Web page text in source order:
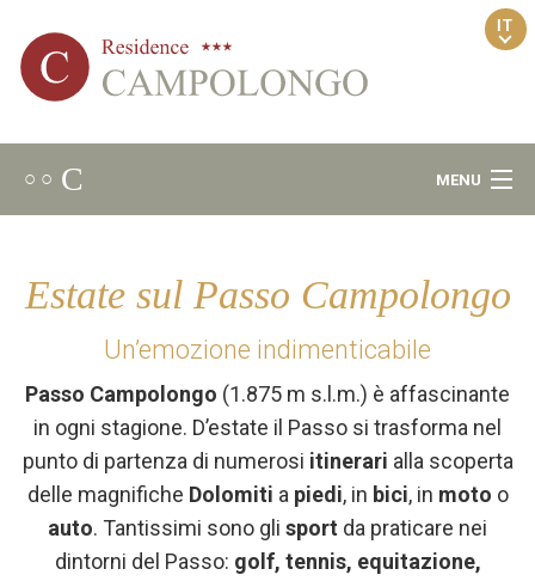
IT
○ ○ C MENU
Ambiente
Appartamenti
Noleggio bici
Località
Estate sul Passo Campolongo
Un’emozione indimenticabile
Passo Campolongo (1.875 m s.l.m.) è affascinante
in ogni stagione. D’estate il Passo si trasforma nel
punto di partenza di numerosi itinerari alla scoperta
delle magnifiche Dolomiti a piedi, in bici, in moto o
auto. Tantissimi sono gli sport da praticare nei
dintorni del Passo: golf, tennis, equitazione,